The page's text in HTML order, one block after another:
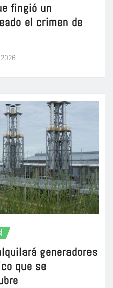
fingió un
el crimen de
generadores
que se